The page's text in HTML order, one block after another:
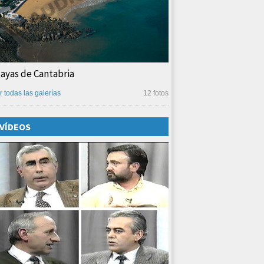
de Cantabria
12 fotos
todas las galerías
VÍDEOS